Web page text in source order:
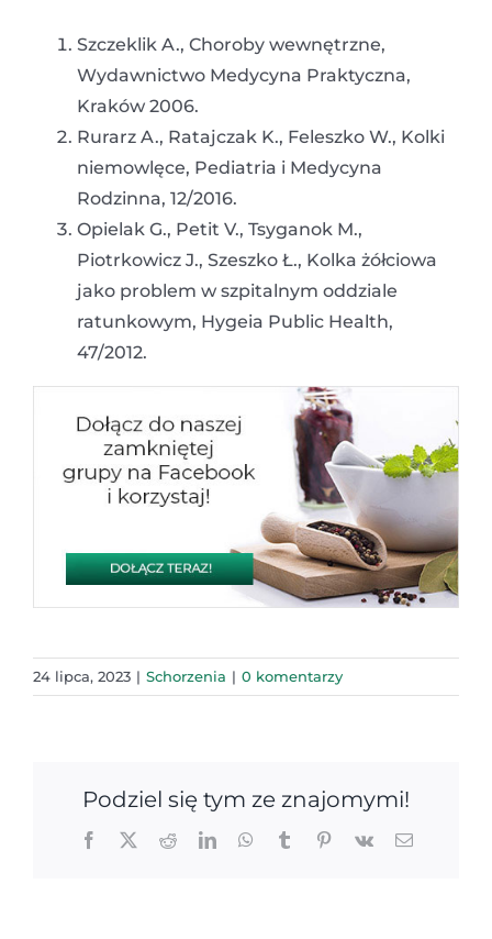
Szczeklik A., Choroby wewnętrzne,
Wydawnictwo Medycyna Praktyczna,
Kraków 2006.
Rurarz A., Ratajczak K., Feleszko W., Kolki
niemowlęce, Pediatria i Medycyna
Rodzinna, 12/2016.
Opielak G., Petit V., Tsyganok M.,
Piotrkowicz J., Szeszko Ł., Kolka żółciowa
jako problem w szpitalnym oddziale
ratunkowym, Hygeia Public Health,
47/2012.
24 lipca, 2023 | Schorzenia | 0 komentarzy
Podziel się tym ze znajomymi!
Facebook
X RedditLinkedInWhatsApp
TumblrPinterest
Vk Email